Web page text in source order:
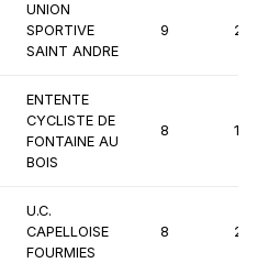
UNION
SPORTIVE
SAINT ANDRE
9
ENTENTE
CYCLISTE DE
FONTAINE AU
BOIS
8 1ère
U.C.
CAPELLOISE
FOURMIES
8